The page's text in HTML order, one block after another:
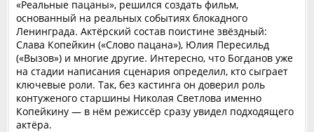
«Реальные пацаны», решился создать фильм,
основанный на реальных событиях блокадного
Ленинграда. Актёрский состав поистине звёздный:
Слава Копейкин («Слово пацана»), Юлия Пересильд
(«Вызов») и многие другие. Интересно, что Богданов уже
на стадии написания сценария определил, кто сыграет
ключевые роли. Так, без кастинга он доверил роль
контуженого старшины Николая Светлова именно
Копейкину — в нём режиссёр сразу увидел подходящего
актёра.